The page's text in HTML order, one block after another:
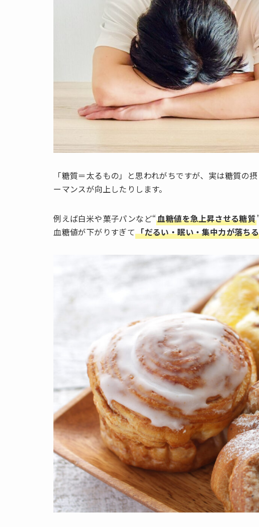
「糖質＝太るもの」と思われがちですが、実は糖質の
ーマンスが向上したりします。
例えば白米や菓子パンなど“血糖値を急上昇させる糖質
血糖値が下がりすぎて「だるい・眠い・集中力が落ち